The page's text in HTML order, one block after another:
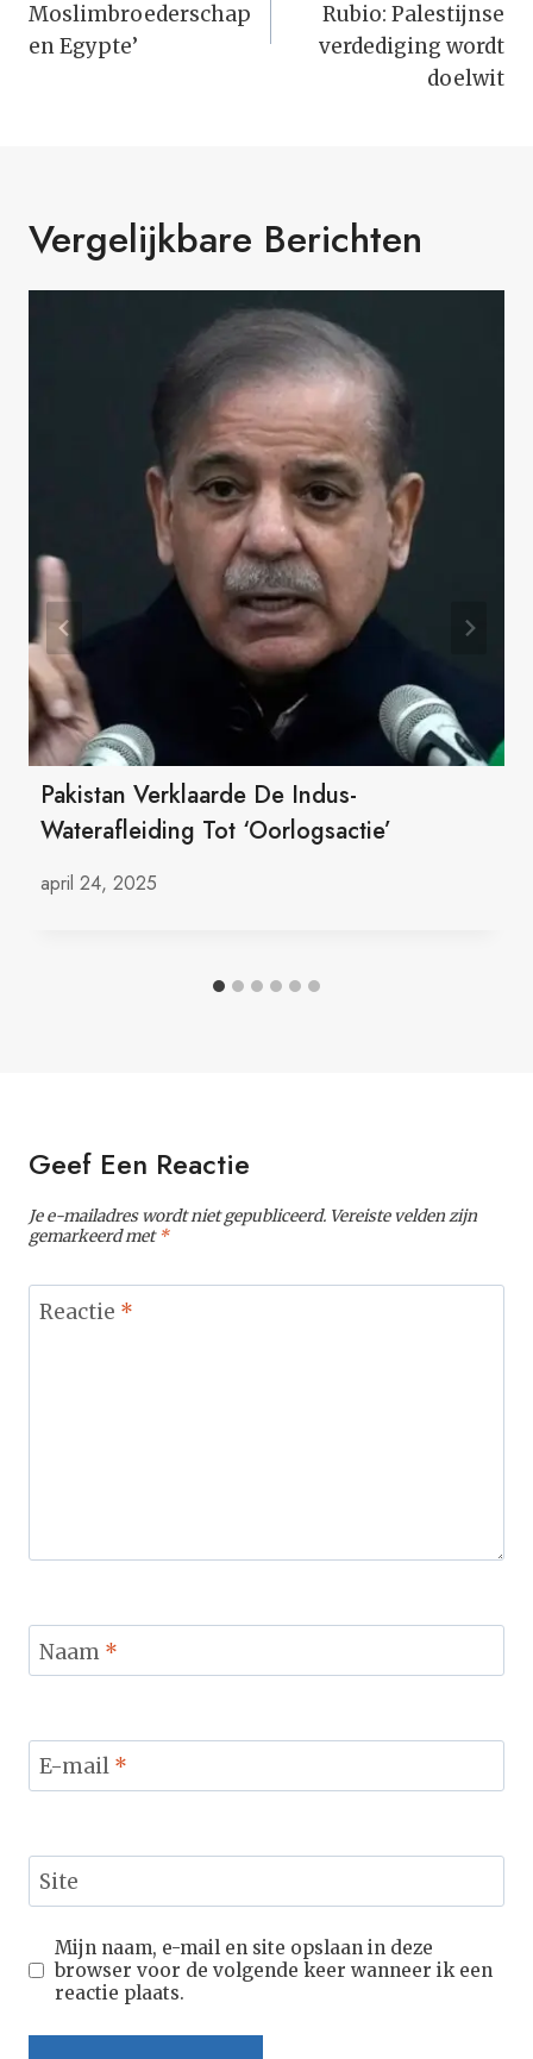
Moslimbroederschap
en Egypte’
Rubio: Palestijnse
verdediging wordt
doelwit
Vergelijkbare Berichten
Pakistan Verklaarde De Indus-
Waterafleiding Tot ‘oorlogsactie’
april 24, 2025
Geef Een Reactie
Je e-mailadres wordt niet gepubliceerd. Vereiste velden zijn
gemarkeerd met*
Reactie *
Naam *
E-mail *
Site
Mijn naam, e-mail en site opslaan in deze
browser voor de volgende keer wanneer ik een
reactie plaats.